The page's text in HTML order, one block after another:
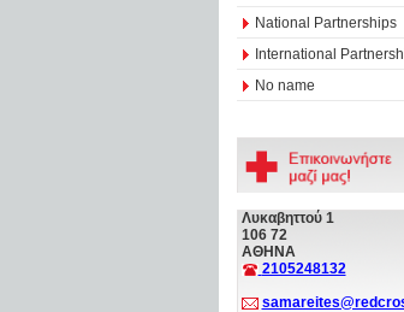
National Partnerships
International
No name
Λυκαβηττού 1
106 72
ΑΘΗΝΑ
2105248132